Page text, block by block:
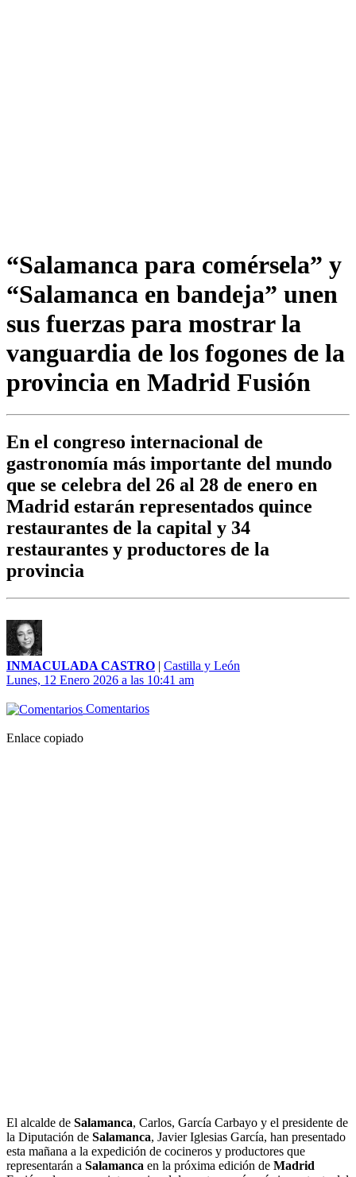
“Salamanca para comérsela” y
“Salamanca en bandeja” unen
sus fuerzas para mostrar la
vanguardia de los fogones de la
provincia en Madrid Fusión
En el congreso internacional de
gastronomía más importante del mundo
que se celebra del 26 al 28 de enero en
Madrid estarán representados quince
restaurantes de la capital y 34
restaurantes y productores de la
provincia
INMACULADA CASTRO | Castilla y León
Lunes, 12 Enero 2026 a las 10:41 am
Comentarios
Enlace copiado
El alcalde de Salamanca, Carlos, García Carbayo y el presidente de
la Diputación de Salamanca, Javier Iglesias García, han presentado
esta mañana a la expedición de cocineros y productores que
representarán a Salamanca en la próxima edición de Madrid